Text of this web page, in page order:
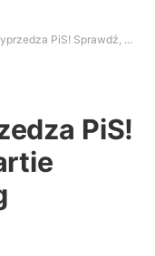
które partie przekroczyły próg wyborczy
PiS!